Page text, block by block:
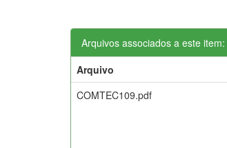
Arquivos associados a este item:
Arquivo
COMTEC109.pdf